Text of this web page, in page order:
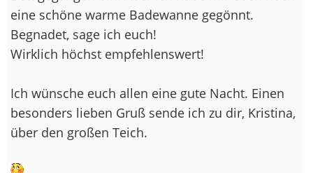
eine schöne warme Badewanne gegönnt.
Begnadet, sage ich euch!
Wirklich höchst empfehlenswert!
Ich wünsche euch allen eine gute Nacht. Einen
besonders lieben Gruß sende ich zu dir, Kristina,
über den großen Teich.